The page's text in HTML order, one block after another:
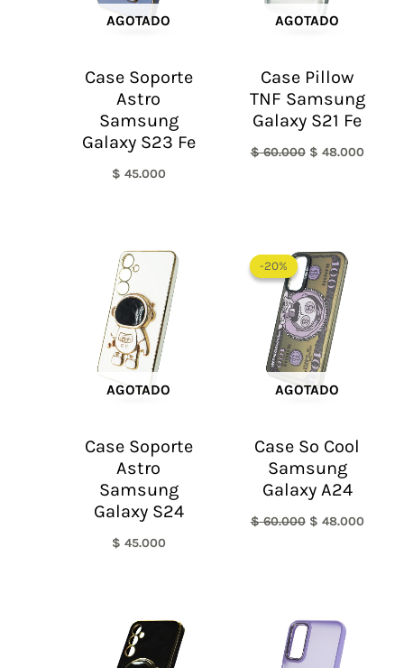
AGOTADO
Case Soporte
Astro
Samsung
Galaxy S23 Fe
$ 45.000
AGOTADO
Case Pillow
TNF Samsung
Galaxy S21 Fe
$60.000 $ 48.000
AGOTADO
Case Soporte
Astro
Samsung
Galaxy S24
$ 45.000
-20%
AGOTADO
-20%
Case So Cool
Samsung
Galaxy A24
$60.000
precio
original
era:
$ 60.000.
$ 48.000